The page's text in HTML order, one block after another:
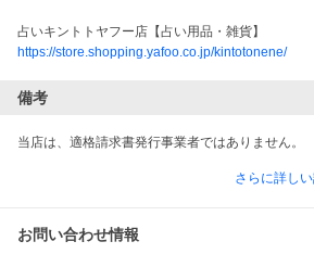
占いキントトヤフー店【占い用品・雑貨】
https://store.shopping.yafoo.co.jp/kintotonene/
備考
当店は、適格請求書発行事業者ではありません。
さらに詳し
お問い合わせ情報